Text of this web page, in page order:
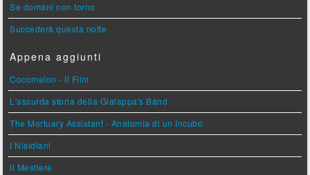
Se domani non torno
Succederà questa notte
Appena aggiunti
Cocomelon - Il Film
L'assurda storia della Gialappa's Band
The Mortuary Assistant - Anatomia di un Incubo
I Nisidiani
Il Mestiere